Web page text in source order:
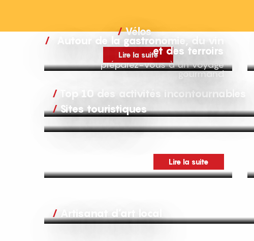
Vélos
Lire la suite
Top 10 des activités incontournables
Sites touristiques
Autour de la gastronomie, du vin
et des terroirs
préparez-vous à un voyage
gourmand
Lire la suite
Artisanat d’art local